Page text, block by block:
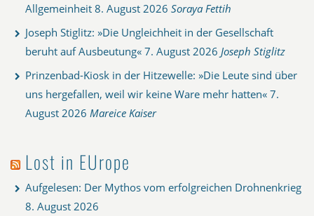
Allgemeinheit 8. August 2026 Soraya Fettih
Joseph Stiglitz: »Die Ungleichheit in der Gesellschaft
beruht auf Ausbeutung« 7. August 2026 Joseph Stiglitz
Prinzenbad-Kiosk in der Hitzewelle: »Die Leute sind über
uns hergefallen, weil wir keine Ware mehr hatten« 7.
August 2026 Mareice Kaiser
Lost in EUrope
Aufgelesen: Der Mythos vom erfolgreichen Drohnenkrieg
8. August 2026